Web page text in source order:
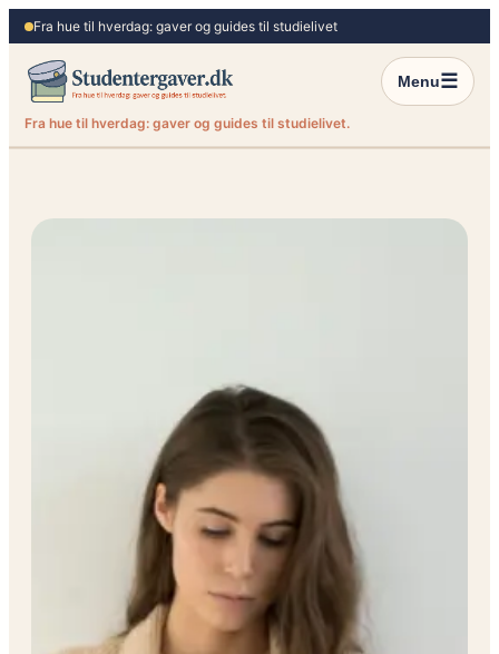
Spring
til
indhold
Fra hue til hverdag: gaver og guides til studielivet
Menu☰
Fra hue til hverdag: gaver og guides til studielivet.